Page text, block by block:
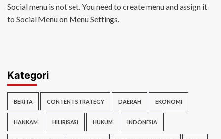
Social menu is not set. You need to create menu and assign it
to Social Menu on Menu Settings.
Kategori
BERITA CONTENT STRATEGY DAERAH EKONOMI
HANKAM HILIRISASI HUKUM INDONESIA